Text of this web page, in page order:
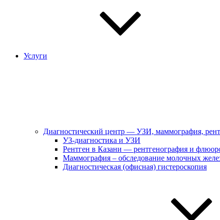
Услуги
Диагностический центр — УЗИ, маммография,
УЗ-диагностика и УЗИ
Рентген в Казани — рентгенография и
Маммография – обследование молочных
Диагностическая (офисная) гистероскопия